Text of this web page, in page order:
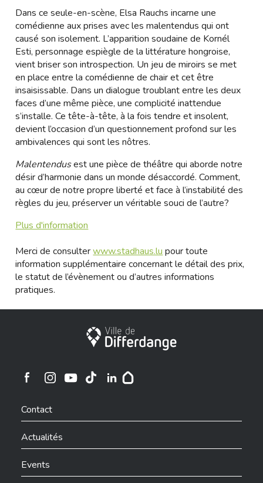
Dans ce seule-en-scène, Elsa Rauchs incarne une
comédienne aux prises avec les malentendus qui ont
causé son isolement. L’apparition soudaine de Kornél
Esti, personnage espiègle de la littérature hongroise,
vient briser son introspection. Un jeu de miroirs se met
en place entre la comédienne de chair et cet être
insaisissable. Dans un dialogue troublant entre les deux
faces d’une même pièce, une complicité inattendue
s’installe. Ce tête-à-tête, à la fois tendre et insolent,
devient l’occasion d’un questionnement profond sur les
ambivalences qui sont les nôtres.
Malentendusest une pièce de théâtre qui aborde notre
désir d’harmonie dans un monde désaccordé. Comment,
au cœur de notre propre liberté et face à l’instabilité des
règles du jeu, préserver un véritable souci de l’autre?
Plus d'information
Merci de consulterwww.stadhaus.lu pour toute
information supplémentaire concernant le détail des prix,
le statut de l’évènement ou d’autres informations
pratiques.
Ville de Differdange
Ville de Differdange sur Instagram
Contact
Actualités
Events